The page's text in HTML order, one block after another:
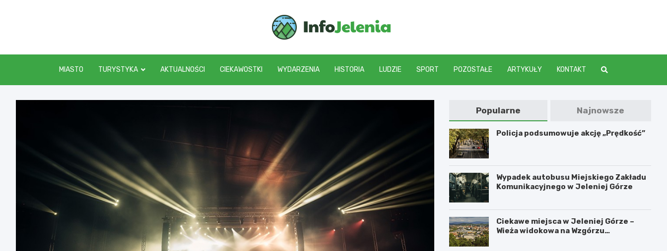
MIASTO TURYSTYKA AKTUALNOŚCI CIEKAWOSTKI WYDARZENIA HISTORIA LUDZIE SPORT POZOSTAŁE ARTYKUŁY KONTAKT
Popularne Najnowsze
Policja podsumowuje akcję „Prędkość”
Wypadek autobusu Miejskiego Zakładu
Komunikacyjnego w Jeleniej Górze
Ciekawe miejsca w Jeleniej Górze –
Wieża widokowa na Wzgórzu